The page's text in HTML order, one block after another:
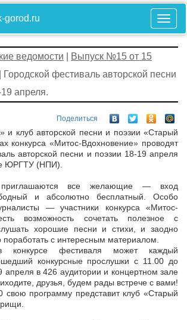
gorod.ru
ведомости
Выпуск №15 от 15
| Городской фестиваль авторской песни
апреля.
Поделиться
клуб авторской песни и поэзии «Старый
конкурса «Митос-Вдохновение» проводят
авторской песни и поэзии 18-19 апреля
ЮРГТУ (НПИ).
все желающие — вход
и абсолютно бесплатный. Особо
— участники конкурса «Митос-
возможность сочетать полезное с
хорошие песни и стихи, и заодно
с интересным материалом.
в конкурсе фестиваля может каждый
конкурсные прослушки с 11.00 до
апреля в 426 аудитории и концертном зале
друзья, будем рады встрече с вами!
свою программу представит клуб «Старый